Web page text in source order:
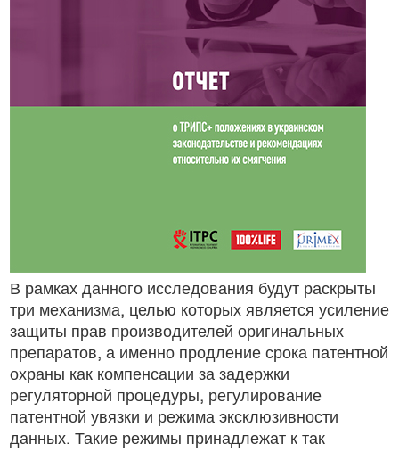
Compulsory licencsing
GSIPA2M 2018
Patent Opposition
Patents: the facts
Report
Research
Resource
В рамках данного исследования будут раскрыты
три механизма, целью которых является усиление
защиты прав производителей оригинальных
препаратов, а именно продление срока патентной
охраны как компенсации за задержки
регуляторной процедуры, регулирование
патентной увязки и режима эксклюзивности
данных. Такие режимы принадлежат к так